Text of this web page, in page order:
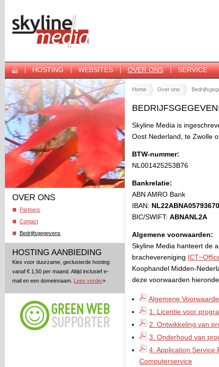
HOSTING WEBSITES OVER ONS SERVICE
OVER ONS
Partners
Contact
Bedrijfsgegevens
HOSTING AANBIEDING
Kies voor duurzame, geclusterde hosting
vanaf € 1,50 per maand. Altijd inclusief e-
mail en een domeinnaam. Lees verder»
Home Over ons
Skyline Media is
Oost Nederland, te Zwolle
BTW-nummer:
NL001425253B76
Bankrelatie:
ABN AMRO Bank
IBAN:
BIC/SWIFT: ABNANL2A
Algemene voorwaarden:
Skyline Media hanteert de
brachevereniging
Koophandel Midden-
deze voorwaarden
Algemene
1. Licentie voor
2. Ontwikkeling van
3. Onderhoud van
4. Application Service
Computerservice